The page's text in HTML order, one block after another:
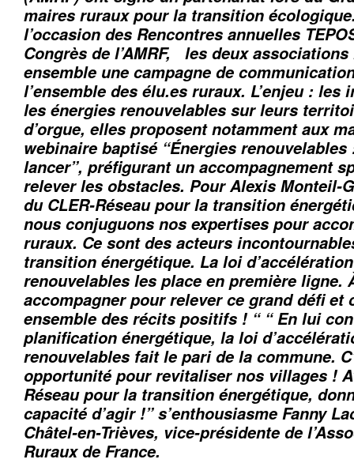
maires ruraux pour la transition
l’occasion des Rencontres annuelles
Congrès de l’AMRF, les deux
ensemble une campagne de
l’ensemble des élu.es ruraux. L’enjeu : les
les énergies renouvelables sur leurs
d’orgue, elles proposent notamment aux
webinaire baptisé “Énergies
lancer”, préfigurant un accompagnement
relever les obstacles. Pour Alexis Monteil-
du CLER-Réseau pour la transition
nous conjuguons nos expertises pour
ruraux. Ce sont des acteurs
transition énergétique. La loi
renouvelables les place en première ligne.
accompagner pour relever ce grand défi et
ensemble des récits positifs ! “ “ En lui
planification énergétique, la loi
renouvelables fait le pari de la commune.
opportunité pour revitaliser nos villages !
Réseau pour la transition énergétique,
capacité d’agir !” s’enthousiasme Fanny
Châtel-en-Trièves, vice-présidente de
Ruraux de France.